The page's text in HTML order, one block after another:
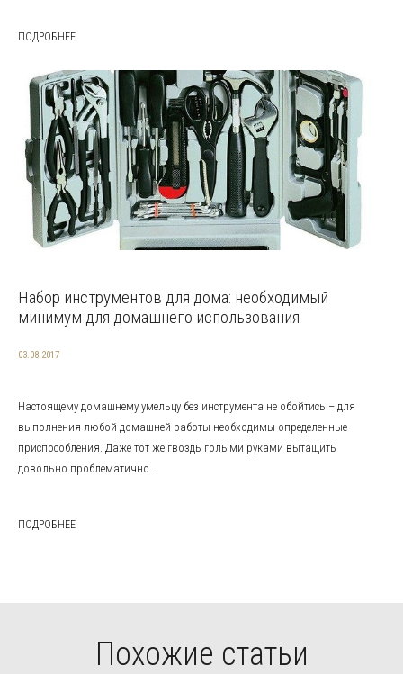
ПОДРОБНЕЕ
Набор инструментов для дома: необходимый
минимум для домашнего использования
03.08.2017
Настоящему домашнему умельцу без инструмента не обойтись – для
выполнения любой домашней работы необходимы определенные
приспособления. Даже тот же гвоздь голыми руками вытащить
довольно проблематично...
ПОДРОБНЕЕ
Похожие статьи